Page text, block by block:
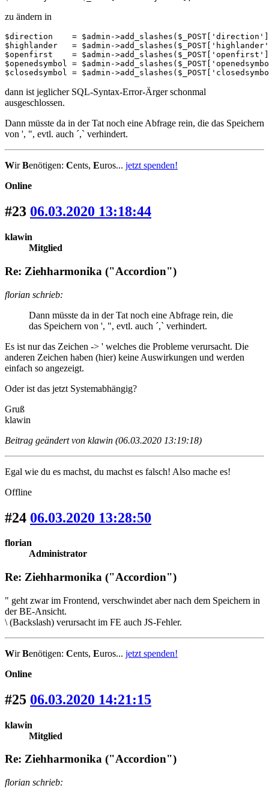
zu ändern in
$direction    = $admin-
$highlander   = $admin-
$openfirst    = $admin-
$openedsymbol = $admin-
$closedsymbol = $admin-
dann ist jeglicher SQL-Syntax-Error-Ärger schonmal
ausgeschlossen.
Dann müsste da in der Tat noch eine Abfrage rein, die das Speichern
von ', ", evtl. auch ´,` verhindert.
WirBenötigen: Cents, Euros... jetzt spenden!
Online
#23 06.03.2020 13:18:44
klawin
Mitglied
Re: Ziehharmonika ("Accordion")
florian schrieb:
Dann müsste da in der Tat noch eine Abfrage rein, die
das Speichern von ', ", evtl. auch ´,` verhindert.
Es ist nur das Zeichen -> ' welches die Probleme verursacht. Die
anderen Zeichen haben (hier) keine Auswirkungen und werden
einfach so angezeigt.
Oder ist das jetzt Systemabhängig?
Gruß
klawin
Beitrag geändert von klawin (06.03.2020 13:19:18)
Egal wie du es machst, du machst es falsch! Also mache es!
Offline
#24 06.03.2020 13:28:50
florian
Administrator
Re: Ziehharmonika ("Accordion")
" geht zwar im Frontend, verschwindet aber nach dem Speichern in
der BE-Ansicht.
\ (Backslash) verursacht im FE auch JS-Fehler.
WirBenötigen: Cents, Euros... jetzt spenden!
Online
#25 06.03.2020 14:21:15
klawin
Mitglied
Re: Ziehharmonika ("Accordion")
florian schrieb: